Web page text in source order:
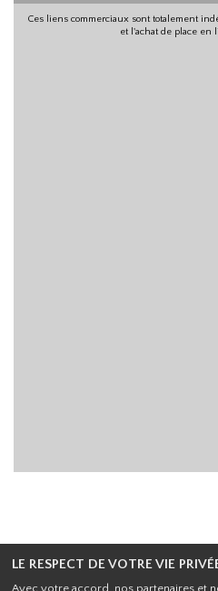
LE RESPECT DE VOTRE VIE
Avec votre accord, nos partenaires et
Bande-annonce
Ces liens commerciaux sont totalement
et l'achat de place en
Cinéma ABC,9 Av.
|Mentions légales|